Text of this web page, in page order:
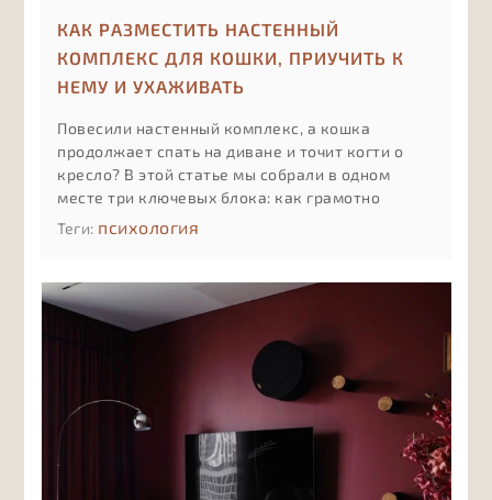
КАК РАЗМЕСТИТЬ НАСТЕННЫЙ
КОМПЛЕКС ДЛЯ КОШКИ, ПРИУЧИТЬ К
НЕМУ И УХАЖИВАТЬ
Повесили настенный комплекс, а кошка
продолжает спать на диване и точит когти о
кресло? В этой статье мы собрали в одном
месте три ключевых блока: как грамотно
разместить комплекс на стене с учётом
ухаживать за деревом, тканью и креплениями,
чтобы комплекс служил долго и оставался
безопасным.
Теги: психология